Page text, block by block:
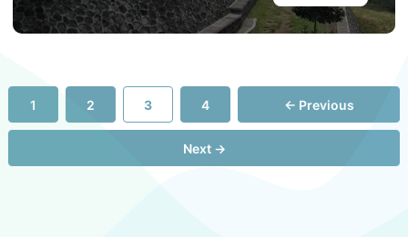
← Previous
Page
1 Page
2 Page
3 Page
4
Next →